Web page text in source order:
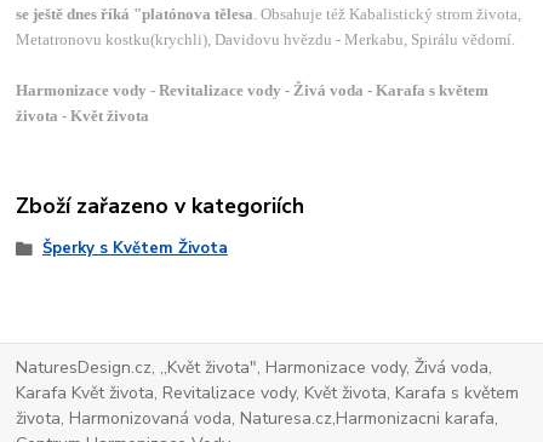
se ještě dnes říká "platónova tělesa. Obsahuje též Kabalistický strom života,
Metatronovu kostku(krychli), Davidovu hvězdu - Merkabu, Spirálu vědomí.
Harmonizace vody - Revitalizace vody - Živá voda - Karafa s květem
života - Květ života
Zboží zařazeno v kategoriích
Šperky s Květem Života
NaturesDesign.cz, ,,Květ života", Harmonizace vody, Živá voda,
Karafa Květ života, Revitalizace vody, Květ života, Karafa s květem
života, Harmonizovaná voda, Naturesa.cz,Harmonizacni karafa,